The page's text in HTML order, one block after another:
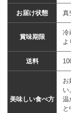
お届け状態 真
賞味期限
冷
よ
送料
美味しい食べ方
お
い
温